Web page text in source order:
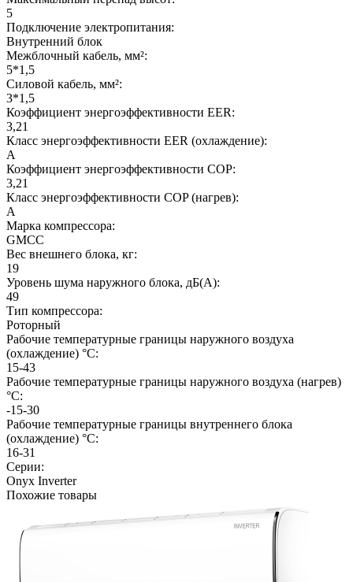
5
Подключение электропитания:
Внутренний блок
Межблочный кабель, мм²:
5*1,5
Силовой кабель, мм²:
3*1,5
Коэффициент энергоэффективности EER:
3,21
Класс энергоэффективности EER (охлаждение):
A
Коэффициент энергоэффективности COP:
3,21
Класс энергоэффективности COP (нагрев):
A
Марка компрессора:
GMCC
Вес внешнего блока, кг:
19
Уровень шума наружного блока, дБ(А):
49
Тип компрессора:
Роторный
Рабочие температурные границы наружного воздуха
(охлаждение) °C:
15-43
Рабочие температурные границы наружного воздуха (нагрев)
°C:
-15-30
Рабочие температурные границы внутреннего блока
(охлаждение) °C:
16-31
Серии:
Onyx Inverter
Похожие товары